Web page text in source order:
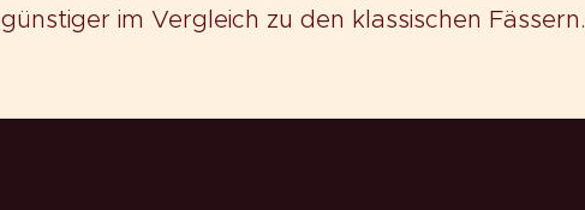
günstiger im Vergleich zu den klassischen Fässern.